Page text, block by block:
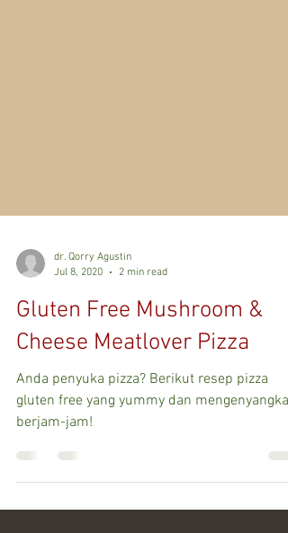
Jul 8, 2020
2 min read
Gluten Free Mushroom &
Cheese Meatlover Pizza
gluten free yang yummy dan mengenyangkan
berjam-jam!